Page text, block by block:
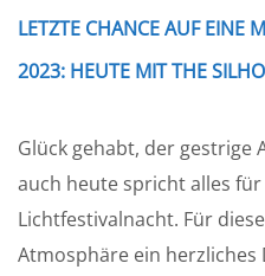
LETZTE CHANCE AUF EINE
2023: HEUTE MIT THE
Glück gehabt, der gestrige
auch heute spricht alles
Lichtfestivalnacht. Für
Atmosphäre ein herzliches